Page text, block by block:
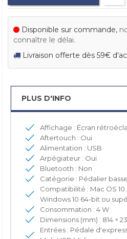
Disponible sur commande,
connaître le délai.
Livraison offerte dès 59€
PLUS D'INFO
Affichage : Écran
Aftertouch : Oui
Alimentation : USB
Arpégiateur : Oui
Bluetooth : Non
Catégorie : Pédalier
Compatibilité : Mac OS
Windows 10 64-bit ou
Consommation : 4 W
Dimensions (mm) : 814 ×
Entrées : Pédale